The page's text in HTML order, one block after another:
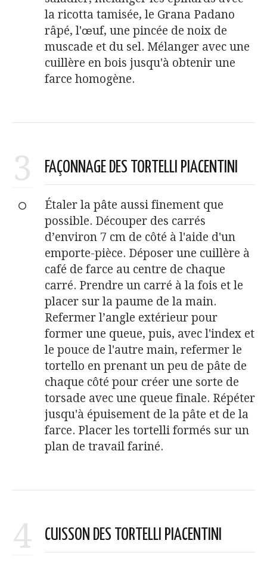
la ricotta tamisée, le Grana Padano
râpé, l'œuf, une pincée de noix de
muscade et du sel. Mélanger avec une
cuillère en bois jusqu'à obtenir une
farce homogène.
3 FAÇONNAGE DES TORTELLI PIACENTINI
Étaler la pâte aussi finement que
possible. Découper des carrés
d’environ 7 cm de côté à l'aide d'un
emporte-pièce. Déposer une cuillère à
café de farce au centre de chaque
carré. Prendre un carré à la fois et le
placer sur la paume de la main.
Refermer l’angle extérieur pour
former une queue, puis, avec l'index et
le pouce de l'autre main, refermer le
tortello en prenant un peu de pâte de
chaque côté pour créer une sorte de
torsade avec une queue finale. Répéter
jusqu'à épuisement de la pâte et de la
farce. Placer les tortelli formés sur un
plan de travail fariné.
4 CUISSON DES TORTELLI PIACENTINI